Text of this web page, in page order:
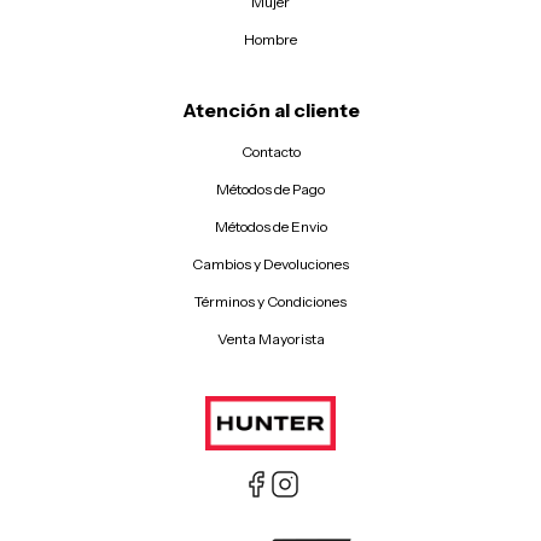
Hombre
Atención al cliente
Contacto
Métodos de Pago
Métodos de Envio
Cambios y Devoluciones
Términos y Condiciones
Venta Mayorista